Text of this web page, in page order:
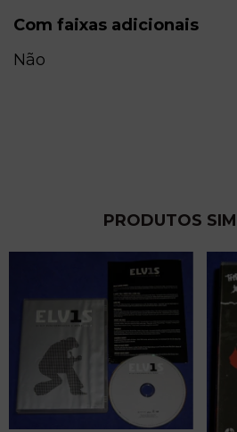
Com faixas adicionais
Não
PRODUTOS